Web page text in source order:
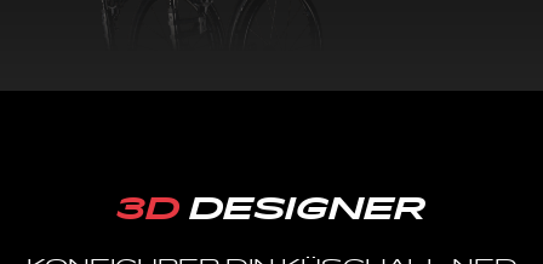
3DDESIGNER